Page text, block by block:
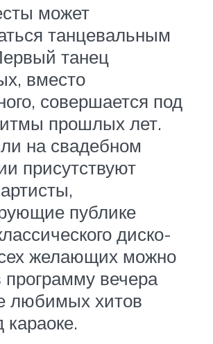
может
танцевальным
танец
вместо
совершается под
прошлых лет.
на свадебном
присутствуют
публике
диско-
желающих можно
вечера
любимых хитов
караоке.